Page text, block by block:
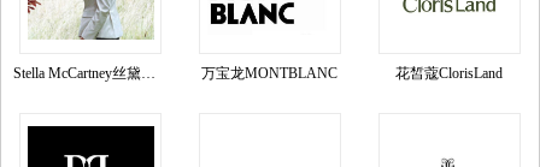
万宝龙MONTBLANC 花皙蔻ClorisLand